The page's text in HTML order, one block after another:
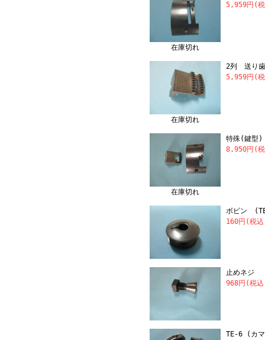
在庫切れ
5,959円(
在庫切れ
2列 送り
5,959円(
在庫切れ
特殊(鍵型
8,950円(
ボビン
160円(税
止めネジ
968円(税
TE-6 (カ